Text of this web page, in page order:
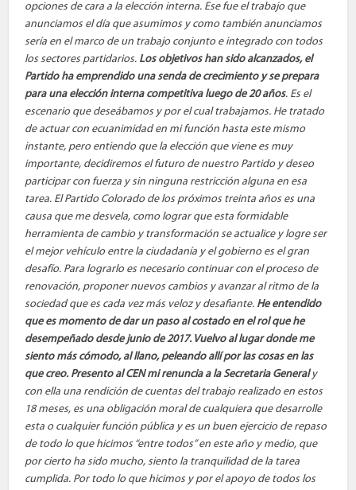
opciones de cara a la elección interna. Ese fue el trabajo que
anunciamos el día que asumimos y como también anunciamos
sería en el marco de un trabajo conjunto e integrado con todos
los sectores partidarios. Los objetivos han sido alcanzados, el
Partido ha emprendido una senda de crecimiento y se prepara
para una elección interna competitiva luego de 20 años. Es el
escenario que deseábamos y por el cual trabajamos. He tratado
de actuar con ecuanimidad en mi función hasta este mismo
instante, pero entiendo que la elección que viene es muy
importante, decidiremos el futuro de nuestro Partido y deseo
participar con fuerza y sin ninguna restricción alguna en esa
tarea. El Partido Colorado de los próximos treinta años es una
causa que me desvela, como lograr que esta formidable
herramienta de cambio y transformación se actualice y logre ser
el mejor vehículo entre la ciudadanía y el gobierno es el gran
desafío. Para lograrlo es necesario continuar con el proceso de
renovación, proponer nuevos cambios y avanzar al ritmo de la
sociedad que es cada vez más veloz y desafiante. He entendido
que es momento de dar un paso al costado en el rol que he
desempeñado desde junio de 2017. Vuelvo al lugar donde me
siento más cómodo, al llano, peleando allí por las cosas en las
que creo. Presento al CEN mi renuncia a la Secretaria Generaly
con ella una rendición de cuentas del trabajo realizado en estos
18 meses, es una obligación moral de cualquiera que desarrolle
esta o cualquier función pública y es un buen ejercicio de repaso
de todo lo que hicimos “entre todos” en este año y medio, que
por cierto ha sido mucho, siento la tranquilidad de la tarea
cumplida. Por todo lo que hicimos y por el apoyo de todos los